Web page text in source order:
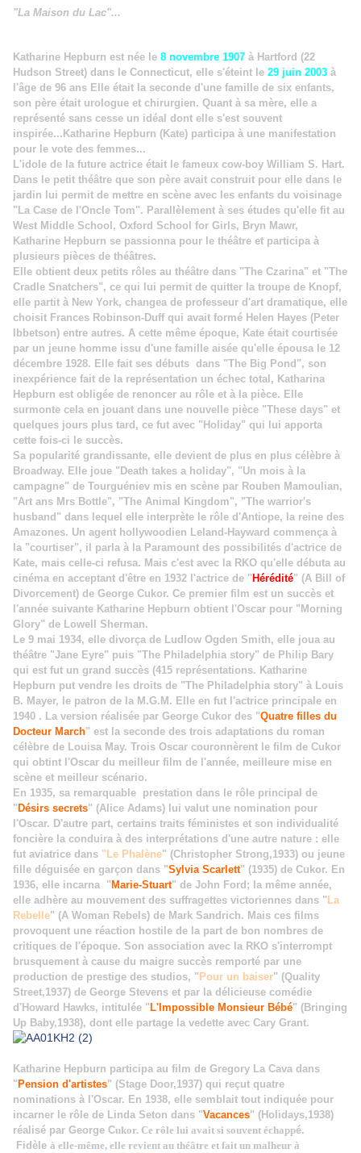
"La Maison du Lac"...
Katharine Hepburn est née le 8 novembre 1907 à Hartford (22
Hudson Street) dans le Connecticut, elle s'éteint le 29 juin 2003 à
l'âge de 96 ans Elle était la seconde d'une famille de six enfants,
son père était urologue et chirurgien. Quant à sa mère, elle a
représenté sans cesse un idéal dont elle s'est souvent
inspirée...Katharine Hepburn (Kate) participa à une manifestation
pour le vote des femmes...
L'idole de la future actrice était le fameux cow-boy William S. Hart.
Dans le petit théâtre que son père avait construit pour elle dans le
jardin lui permit de mettre en scène avec les enfants du voisinage
"La Case de l'Oncle Tom". Parallèlement à ses études qu'elle fit au
West Middle School, Oxford School for Girls, Bryn Mawr,
Katharine Hepburn se passionna pour le théâtre et participa à
plusieurs pièces de théâtres.
Elle obtient deux petits rôles au théâtre dans "The Czarina" et "The
Cradle Snatchers", ce qui lui permit de quitter la troupe de Knopf,
elle partit à New York, changea de professeur d'art dramatique, elle
choisit Frances Robinson-Duff qui avait formé Helen Hayes (Peter
Ibbetson) entre autres. A cette même époque, Kate était courtisée
par un jeune homme issu d'une famille aisée qu'elle épousa le 12
décembre 1928. Elle fait ses débuts dans "The Big Pond", son
inexpérience fait de la représentation un échec total, Katharina
Hepburn est obligée de renoncer au rôle et à la pièce. Elle
surmonte cela en jouant dans une nouvelle pièce "These days" et
quelques jours plus tard, ce fut avec "Holiday" qui lui apporta
cette fois-ci le succès.
Sa popularité grandissante, elle devient de plus en plus célèbre à
Broadway. Elle joue "Death takes a holiday", "Un mois à la
campagne" de Tourguéniev mis en scène par Rouben Mamoulian,
"Art ans Mrs Bottle", "The Animal Kingdom", "The warrior's
husband" dans lequel elle interprète le rôle d'Antiope, la reine des
Amazones. Un agent hollywoodien Leland-Hayward commença à
la "courtiser", il parla à la Paramount des possibilités d'actrice de
Kate, mais celle-ci refusa. Mais c'est avec la RKO qu'elle débuta au
cinéma en acceptant d'être en 1932 l'actrice de " Hérédité" (A Bill of
Divorcement) de George Cukor. Ce premier film est un succès et
l'année suivante Katharine Hepburn obtient l'Oscar pour "Morning
Glory" de Lowell Sherman.
Le 9 mai 1934, elle divorça de Ludlow Ogden Smith, elle joua au
théâtre "Jane Eyre" puis "The Philadelphia story" de Philip Bary
qui est fut un grand succès (415 représentations. Katharine
Hepburn put vendre les droits de "The Philadelphia story" à Louis
B. Mayer, le patron de la M.G.M. Elle en fut l'actrice principale en
1940 . La version réalisée par George Cukor des "Quatre filles du
Docteur March" est la seconde des trois adaptations du roman
célèbre de Louisa May. Trois Oscar couronnèrent le film de Cukor
qui obtint l'Oscar du meilleur film de l'année, meilleure mise en
scène et meilleur scénario.
En 1935, sa remarquable prestation dans le rôle principal de
" Désirs secrets" (Alice Adams) lui valut une nomination pour
l'Oscar. D'autre part, certains traits féministes et son individualité
foncière la conduira à des interprétations d'une autre nature : elle
fut aviatrice dans "Le Phalène" (Christopher Strong,1933) ou jeune
fille déguisée en garçon dans "Sylvia Scarlett" (1935) de Cukor. En
1936, elle incarna " Marie-Stuart" de John Ford; la même année,
elle adhère au mouvement des suffragettes victoriennes dans " La
Rebelle" (A Woman Rebels) de Mark Sandrich. Mais ces films
provoquent une réaction hostile de la part de bon nombres de
critiques de l'époque. Son association avec la RKO s'interrompt
brusquement à cause du maigre succès remporté par une
production de prestige des studios, " Pour un baiser" (Quality
Street,1937) de George Stevens et par la délicieuse comédie
d'Howard Hawks, intitulée " L'Impossible Monsieur Bébé" (Bringing
Up Baby,1938), dont elle partage la vedette avec Cary Grant.
Katharine Hepburn participa au film de Gregory La Cava dans
" Pension d'artistes" (Stage Door,1937) qui reçut quatre
nominations à l'Oscar. En 1938, elle semblait tout indiquée pour
incarner le rôle de Linda Seton dans "Vacances" (Holidays,1938)
réalisé par George Cukor. Ce rôle lui avait si souvent échappé.
Fidèle à elle-même, elle revient au théâtre et fait un malheur à